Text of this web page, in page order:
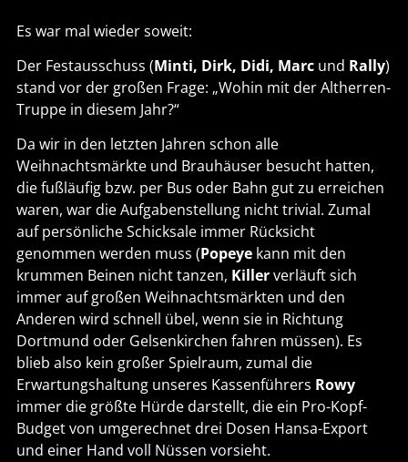
Es war mal wieder soweit:
Der Festausschuss (Minti, Dirk, Didi, Marcund Rally)
stand vor der großen Frage: „Wohin mit der Altherren-
Truppe in diesem Jahr?“
Da wir in den letzten Jahren schon alle
Weihnachtsmärkte und Brauhäuser besucht hatten,
die fußläufig bzw. per Bus oder Bahn gut zu erreichen
waren, war die Aufgabenstellung nicht trivial. Zumal
auf persönliche Schicksale immer Rücksicht
genommen werden muss (Popeyekann mit den
krummen Beinen nicht tanzen, Killerverläuft sich
immer auf großen Weihnachtsmärkten und den
Anderen wird schnell übel, wenn sie in Richtung
Dortmund oder Gelsenkirchen fahren müssen). Es
blieb also kein großer Spielraum, zumal die
Erwartungshaltung unseres Kassenführers Rowy
immer die größte Hürde darstellt, die ein Pro-Kopf-
Budget von umgerechnet drei Dosen Hansa-Export
und einer Hand voll Nüssen vorsieht.